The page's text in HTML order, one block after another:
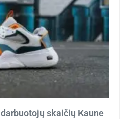
skaičių Kaune